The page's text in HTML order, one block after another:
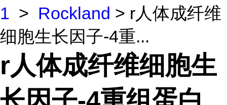
1 > Rockland > r人体成纤维
细胞生长因子-4重...
r人体成纤维细胞生